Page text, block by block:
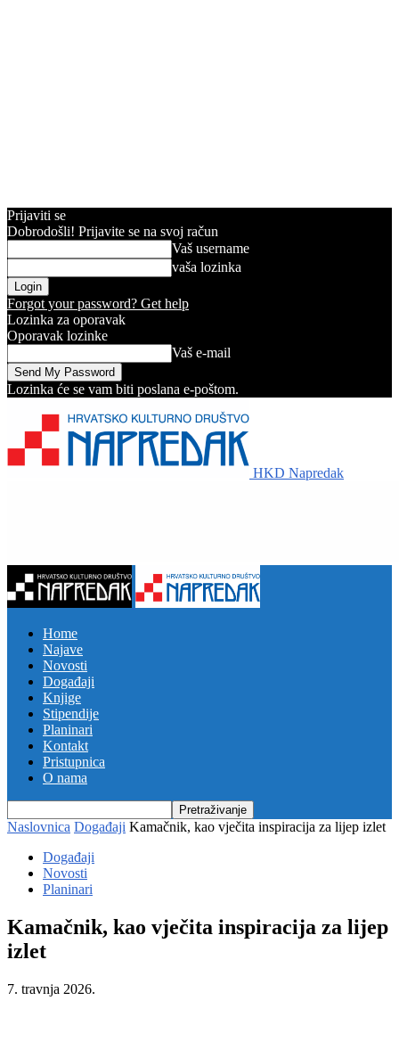
Prijaviti se
Dobrodošli! Prijavite se na svoj račun
Vaš username
vaša lozinka
Forgot your password? Get help
Lozinka za oporavak
Oporavak lozinke
Vaš e-mail
Lozinka će se vam biti poslana e-poštom.
HKD Napredak
Home
Najave
Novosti
Događaji
Knjige
Stipendije
Planinari
Kontakt
Pristupnica
O nama
Naslovnica Događaji Kamačnik, kao vječita inspiracija za lijep izlet
Događaji
Novosti
Planinari
Kamačnik, kao vječita inspiracija za lijep
izlet
7. travnja 2026.